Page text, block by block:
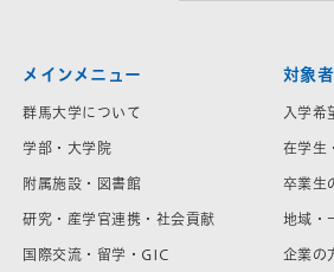
メインメニュー
群馬大学について
学部・大学院
附属施設・図書館
研究・産学官連携・社会貢献
国際交流・留学・GIC
対象
入学希
在学生
卒業生
地域・
企業の